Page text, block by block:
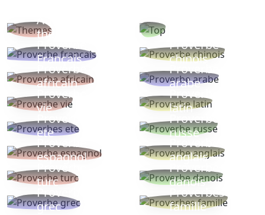
Autres
thèmes
Proverbe
Français
Proverbe
chinois
Proverbe
africain
Proverbe
arabe
Proverbe
vie
Proverbe
latin
Proverbes
ete
Proverbe
russe
Proverbe
espagnol
Proverbe
anglais
Proverbe
turc
Proverbe
danois
Proverbe
grec
Proverbes
famille